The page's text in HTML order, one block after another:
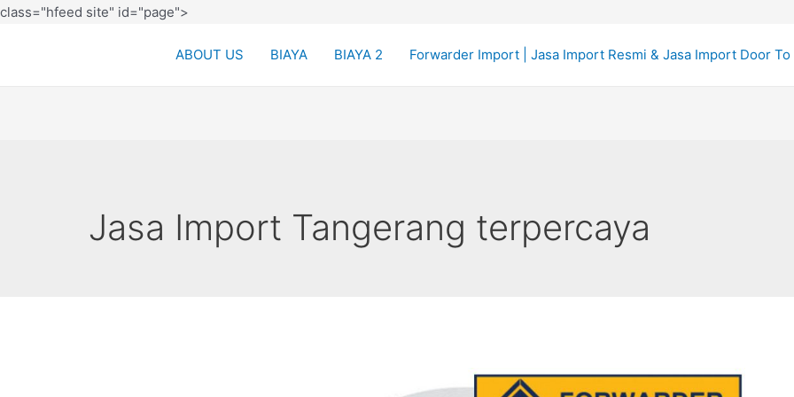
class="hfeed site" id="page">
ABOUT US BIAYA BIAYA 2 Forwarder Import | Jasa Import Resmi & Jasa Import Door
Jasa Import Tangerang terpercaya